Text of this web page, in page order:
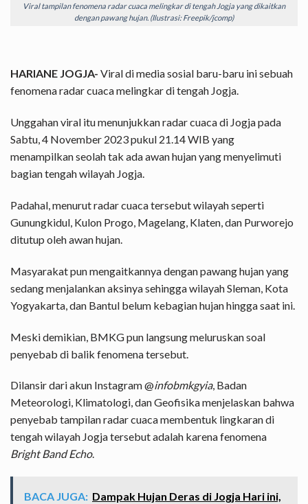
Viral tampilan fenomena radar cuaca melingkar di tengah Jogja yang dikaitkan
dengan pawang hujan. (Ilustrasi: Freepik/jcomp)
HARIANE JOGJA- Viral di media sosial baru-baru ini sebuah
fenomena radar cuaca melingkar di tengah Jogja.
Unggahan viral itu menunjukkan radar cuaca di Jogja pada
Sabtu, 4 November 2023 pukul 21.14 WIB yang
menampilkan seolah tak ada awan hujan yang menyelimuti
bagian tengah wilayah Jogja.
Padahal, menurut radar cuaca tersebut wilayah seperti
Gunungkidul, Kulon Progo, Magelang, Klaten, dan Purworejo
ditutup oleh awan hujan.
Masyarakat pun mengaitkannya dengan pawang hujan yang
sedang menjalankan aksinya sehingga wilayah Sleman, Kota
Yogyakarta, dan Bantul belum kebagian hujan hingga saat ini.
Meski demikian, BMKG pun langsung meluruskan soal
penyebab di balik fenomena tersebut.
Dilansir dari akun Instagram @infobmkgyia, Badan
Meteorologi, Klimatologi, dan Geofisika menjelaskan bahwa
penyebab tampilan radar cuaca membentuk lingkaran di
tengah wilayah Jogja tersebut adalah karena fenomena
Bright Band Echo.
BACA JUGA: Dampak Hujan Deras di Jogja Hari ini,